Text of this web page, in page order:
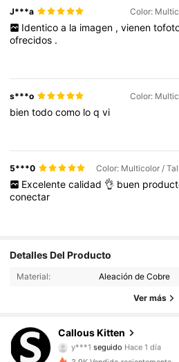
J***a Color:
Identico a la imagen , vienen
ofrecidos .
s***o Color:
bientodocomo loqvi
5***0
Excelente calidad 👌 buen
conectar
Detalles Del Producto
Material: Aleación de Cobre
Ver más
Callous Kitten
114 Seguidores
y***1 seguido
4,86
114 Seguidores